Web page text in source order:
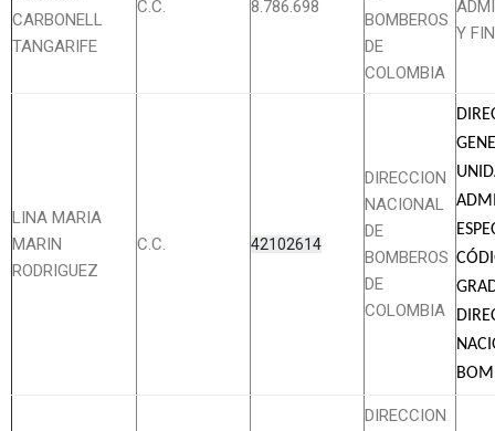
CARBONELL
TANGARIFE
C.C. 8.786.698
BOMBEROS
DE
COLOMBIA
Y
LINA MARIA
MARIN
RODRIGUEZ
C.C. 42102614
DIRECCION
NACIONAL
DE
BOMBEROS
DE
COLOMBIA
DIRECCION